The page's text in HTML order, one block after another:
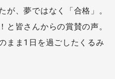
が、夢ではなく「合格」。
と皆さんからの賞賛の声。
まま1日を過ごしたくるみ